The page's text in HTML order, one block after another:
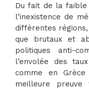
Du fait de la
l’inexistence de
différentes
que brutaux et
politiques anti-
l’envolée des
comme en
meilleure